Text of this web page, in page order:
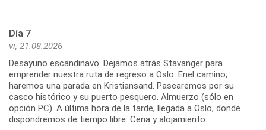
Día 7
vi, 21.08.2026
Desayuno escandinavo. Dejamos atrás Stavanger para
emprender nuestra ruta de regreso a Oslo. Enel camino,
haremos una parada en Kristiansand. Pasearemos por su
casco histórico y su puerto pesquero. Almuerzo (sólo en
opción PC). A última hora de la tarde, llegada a Oslo, donde
dispondremos de tiempo libre. Cena y alojamiento.